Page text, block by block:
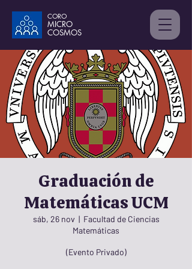
CORO
MICRO
COSMOS
Graduación de
Matemáticas UCM
sáb, 26 nov
  |
Facultad de Ciencias
Matemáticas
(Evento Privado)